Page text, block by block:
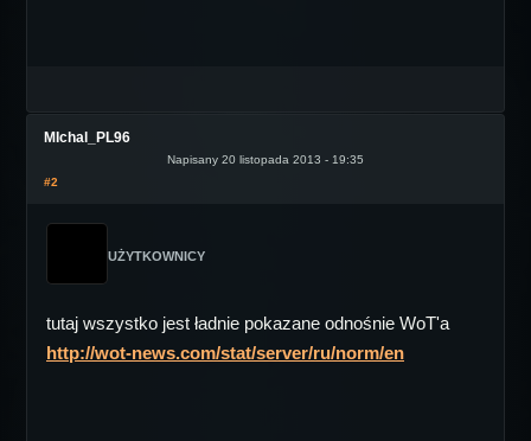
MIchal_PL96
Napisany 20 listopada 2013 - 19:35
#2
UŻYTKOWNICY
tutaj wszystko jest ładnie pokazane odnośnie WoT'a
http://wot-news.com/stat/server/ru/norm/en